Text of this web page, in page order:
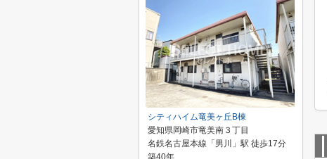
シティハイム竜美ヶ丘B棟
愛知県岡崎市竜美南３丁目
名鉄名古屋本線「男川」駅 徒歩17分
築40年